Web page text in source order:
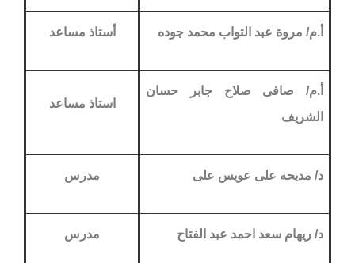
أ.م/ مروة عبد التواب محمد جوده أستاذ مساعد
أ.م/ صافى صلاح جابر حسان
الشريف
استاذ مساعد
د/ مديحه على عويس على مدرس
د/ ريهام سعد احمد عبد الفتاح مدرس